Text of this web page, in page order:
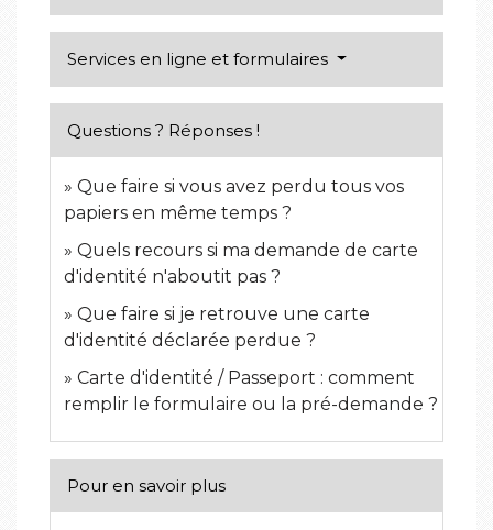
Services en ligne et formulaires
Questions ? Réponses !
Que faire si vous avez perdu tous vos
papiers en même temps ?
Quels recours si ma demande de carte
d'identité n'aboutit pas ?
Que faire si je retrouve une carte
d'identité déclarée perdue ?
Carte d'identité / Passeport : comment
remplir le formulaire ou la pré-demande ?
Pour en savoir plus